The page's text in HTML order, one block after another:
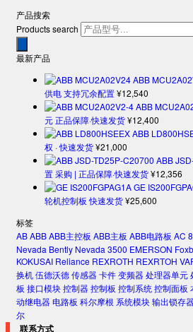
产品搜索
Products search
最新产品
ABB
供电 支持冗余配置¥12,540
ABB
元 正品保障·快速发货¥12,400
ABB
权 · 快速发货¥21,000
ABB
置 采购 | 正品保障·快速发货¥12,356
GE
轮机控制板 快速发货¥25,600
标签
ABABBABB主控板 ABB主板 ABB电路板 AC
Nevada Bently Nevada 3500 EMERSON
KOKUSAI Reliance REXROTH REXRTOH
换机伍德沃德传感器卡件变频器处理器单元
板 接口模块控制器控制板 控制系统控制面板
动继电器电路板 科尔摩根 系统模块输出锁存
尔
联系方式